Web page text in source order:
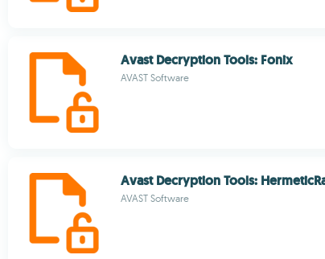
Avast Decryption Tools: Fonix
AVAST Software
Avast Decryption Tools:
AVAST Software